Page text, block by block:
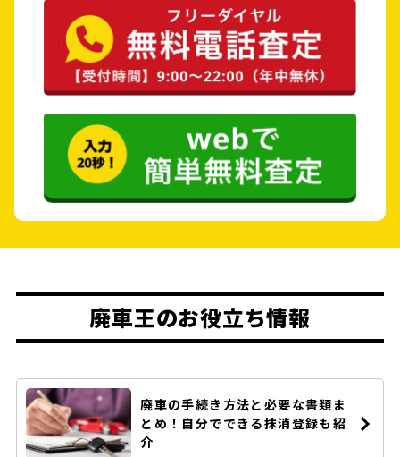
廃車王のお役立ち情報
廃車の手続き方法と必要な書類ま
とめ！自分でできる抹消登録も紹
介